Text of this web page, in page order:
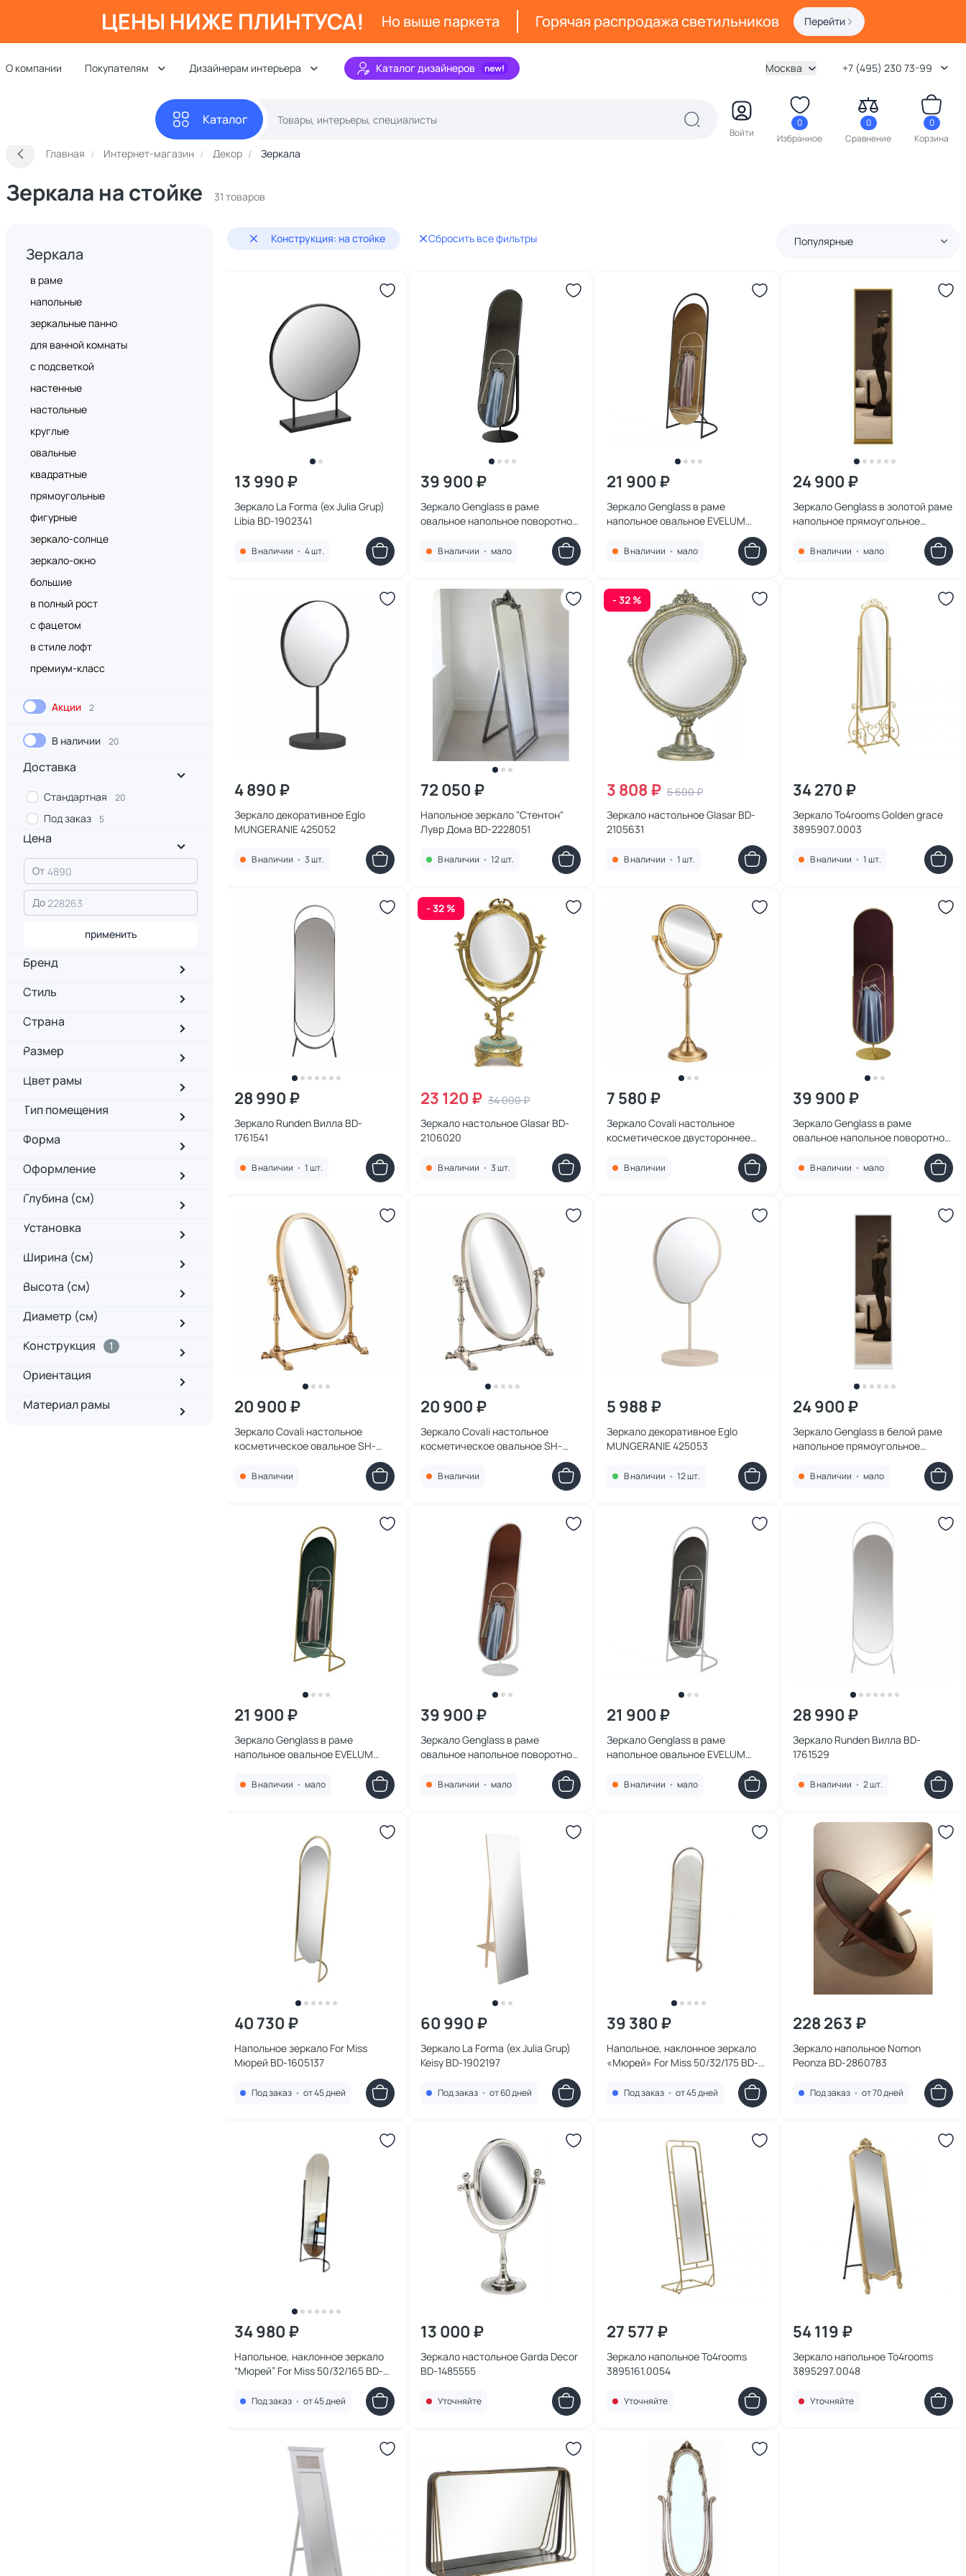
ЦЕНЫ НИЖЕ ПЛИНТУСА! Но выше паркета Горячая распродажа светильников Перейти
О компании Покупателям Дизайнерам интерьера Каталог дизайнеров Москва +7 (495) 230 73-99
Каталог
Войти
0
Избранное
0
Сравнение
0
Корзина
Главная Интернет-магазин Декор Зеркала
Зеркала на стойке 31 товаров
Зеркала
в раме
напольные
зеркальные панно
для ванной комнаты
с подсветкой
настенные
настольные
круглые
овальные
квадратные
прямоугольные
фигурные
зеркало-солнце
зеркало-окно
большие
в полный рост
с фацетом
в стиле лофт
премиум-класс
Акции 2
В наличии 20
Доставка
Стандартная 20
Под заказ 5
Цена
От
До
применить
Бренд
Стиль
Страна
Размер
Цвет рамы
Тип помещения
Форма
Оформление
Глубина (см)
Установка
Ширина (см)
Высота (см)
Диаметр (см)
Конструкция
1
Ориентация
Материал рамы
Конструкция: на стойке Сбросить все фильтры Популярные
13 990 ₽
Зеркало La Forma (ex Julia Grup)
Libia BD-1902341
В наличии • 4 шт.
39 900 ₽
Зеркало Genglass в раме
овальное напольное поворотное
2138071
В наличии • мало
21 900 ₽
Зеркало Genglass в раме
напольное овальное EVELUM
В наличии • мало
24 900 ₽
Зеркало Genglass в золотой раме
напольное прямоугольное
одностороннее ZELISO-1, 185 х 45
см BD-2138119
В наличии • мало
4 890 ₽
Зеркало декоративное Eglo
MUNGERANIE 425052
В наличии • 3 шт.
72 050 ₽
Напольное зеркало "Стентон"
Лувр Дома BD-2228051
В наличии • 12 шт.
- 32 %
3 808 ₽ 5 600 ₽
Зеркало настольное Glasar BD-
2105631
В наличии • 1 шт.
34 270 ₽
Зеркало To4rooms Golden grace
3895907.0003
В наличии • 1 шт.
28 990 ₽
Зеркало Runden Вилла BD-
1761541
В наличии • 1 шт.
- 32 %
23 120 ₽ 34 000 ₽
Зеркало настольное Glasar BD-
2106020
В наличии • 3 шт.
7 580 ₽
Зеркало Covali настольное
косметическое двустороннее
В наличии
39 900 ₽
Зеркало Genglass в раме
овальное напольное поворотное
2138072
В наличии • мало
20 900 ₽
Зеркало Covali настольное
косметическое овальное SH-
В наличии
20 900 ₽
Зеркало Covali настольное
косметическое овальное SH-
В наличии
5 988 ₽
Зеркало декоративное Eglo
MUNGERANIE 425053
В наличии • 12 шт.
24 900 ₽
Зеркало Genglass в белой раме
напольное прямоугольное
одностороннее ZELISO-1, 185 х 45
см BD-2551303
В наличии • мало
21 900 ₽
Зеркало Genglass в раме
напольное овальное EVELUM
В наличии • мало
39 900 ₽
Зеркало Genglass в раме
овальное напольное поворотное
OZEVIS White, 165 х 46 см BD-
2374086
В наличии • мало
21 900 ₽
Зеркало Genglass в раме
напольное овальное EVELUM
В наличии • мало
28 990 ₽
Зеркало Runden Вилла BD-
1761529
В наличии • 2 шт.
40 730 ₽
Напольное зеркало For Miss
Мюрей BD-1605137
Под заказ • от 45 дней
60 990 ₽
Зеркало La Forma (ex Julia Grup)
Keisy BD-1902197
Под заказ • от 60 дней
39 380 ₽
Напольное, наклонное зеркало
«Мюрей» For Miss 50/32/175 BD-
Под заказ • от 45 дней
228 263 ₽
Зеркало напольное Nomon
Peonza BD-2860783
Под заказ • от 70 дней
34 980 ₽
Напольное, наклонное зеркало
“Мюрей” For Miss 50/32/165 BD-
Под заказ • от 45 дней
13 000 ₽
Зеркало настольное Garda Decor
BD-1485555
Уточняйте
27 577 ₽
Зеркало напольное To4rooms
3895161.0054
Уточняйте
54 119 ₽
Зеркало напольное To4rooms
3895297.0048
Уточняйте